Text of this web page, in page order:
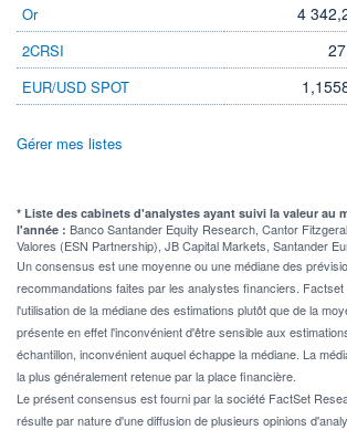
Or 4
2CRSI
EUR/USD SPOT
Gérer mes listes
* Liste des cabinets d'analystes ayant suivi la valeur au
l'année : Banco Santander Equity Research, Cantor
Valores (ESN Partnership), JB Capital Markets, Santander
Un consensus est une moyenne ou une médiane des
recommandations faites par les analystes financiers.
l'utilisation de la médiane des estimations plutôt que de la
présente en effet l'inconvénient d'être sensible aux
échantillon, inconvénient auquel échappe la médiane. La
la plus généralement retenue par la place financière.
Le présent consensus est fourni par la société FactSet
résulte par nature d'une diffusion de plusieurs opinions